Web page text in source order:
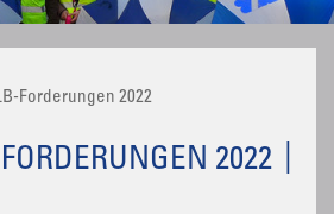
Forderungen 2022
2022